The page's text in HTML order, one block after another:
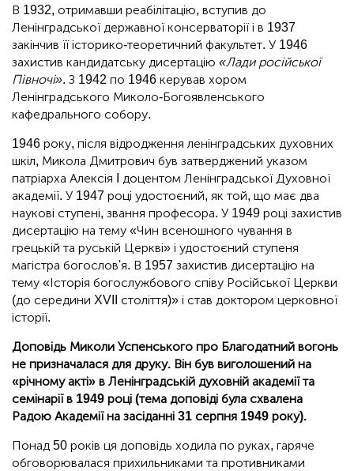
В 1932, отримавши реабілітацію, вступив до
Ленінградської державної консерваторії і в 1937
закінчив її історико-теоретичний факультет. У 1946
захистив кандидатську дисертацію «Лади російської
Півночі». З 1942 по 1946 керував хором
Ленінградського Миколо-Богоявленського
кафедрального собору.
1946 року, після відродження ленінградських духовних
шкіл, Микола Дмитрович був затверджений указом
патріарха Алексія I доцентом Ленінградської Духовної
академії. У 1947 році удостоєний, як той, що має два
наукові ступені, звання професора. У 1949 році захистив
дисертацію на тему «Чин всеношного чування в
грецькій та руській Церкві» і удостоєний ступеня
магістра богослов'я. В 1957 захистив дисертацію на
тему «Історія богослужбового співу Російської Церкви
(до середини XVII століття)» і став доктором церковної
історії.
Доповідь Миколи Успенського про Благодатний вогонь
не призначалася для друку. Він був виголошений на
«річному акті» в Ленінградській духовній академії та
семінарії в 1949 році (тема доповіді була схвалена
Радою Академії на засіданні 31 серпня 1949 року).
Понад 50 років ця доповідь ходила по руках, гаряче
обговорювалася прихильниками та противниками